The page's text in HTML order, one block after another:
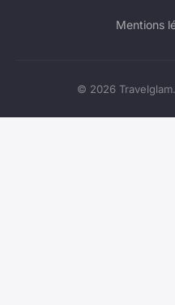
Mentions
© 2026